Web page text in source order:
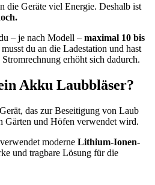
die Geräte viel Energie. Deshalb ist
– je nach Modell – maximal 10 bis
du an die Ladestation und hast
erhöht sich dadurch.
Akku Laubbläser?
das zur Beseitigung von Laub
Gärten und Höfen verwendet wird.
moderne Lithium-Ionen-
und tragbare Lösung für die